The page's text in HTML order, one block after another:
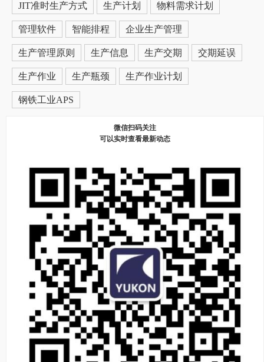
JIT准时生产方式 生产计划 物料需求计划
管理软件 智能排程 企业生产管理
生产管理原则 生产信息 生产交期 交期延误
生产作业 生产瓶颈 生产作业计划
钢铁工业APS
微信扫码关注
可以实时查看最新动态